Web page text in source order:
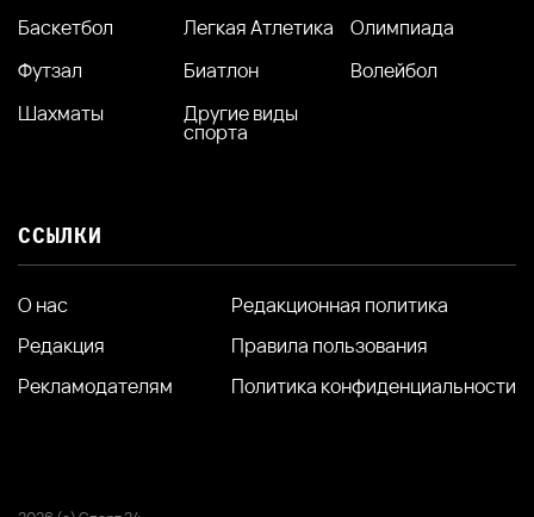
Баскетбол
Легкая Атлетика
Олимпиада
Футзал
Биатлон
Волейбол
Шахматы
Другие виды
спорта
ССЫЛКИ
О нас
Редакция
Рекламодателям
Редакционная политика
Правила пользования
Политика конфиденциальности